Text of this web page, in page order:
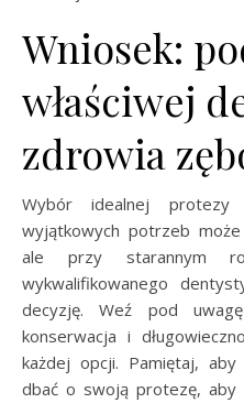
Wniosek:
właściwej
zdrowia
Wybór idealnej protezy
wyjątkowych potrzeb może
ale przy starannym
wykwalifikowanego
decyzję. Weź pod
konserwacja i
każdej opcji. Pamiętaj,
dbać o swoją protezę, aby